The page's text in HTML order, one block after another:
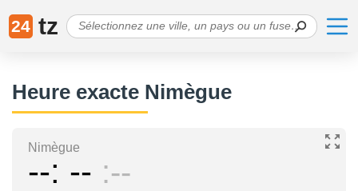
24 tz
Heure exacte Nimègue
Nimègue
-- -- --